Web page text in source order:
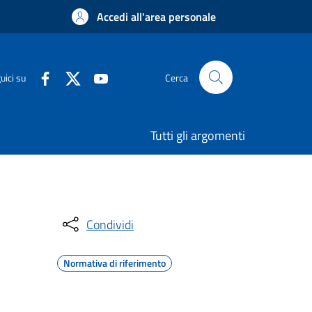
Accedi all'area personale
su Cerca
Tutti gli argomenti
Condividi
Normativa di riferimento